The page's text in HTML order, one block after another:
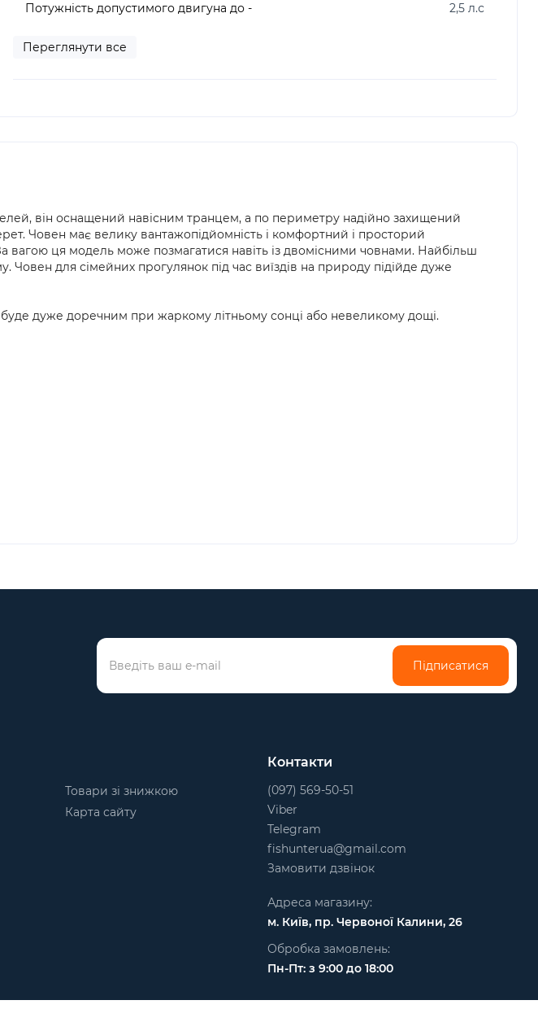
Потужність допустимого двигуна до -
2,5 л.с
Переглянути все
він оснащений навісним транцем, а по периметру надійно захищений
Човен має велику вантажопідйомність і комфортний і просторий
ця модель може позмагатися навіть із двомісними човнами. Найбільш
для сімейних прогулянок під час виїздів на природу підійде дуже
дуже доречним при жаркому літньому сонці або невеликому дощі.
Підписатися
Товари зі знижкою
Карта сайту
Контакти
(097) 569-50-51
Viber
Telegram
fishunterua@gmail.com
Замовити дзвінок
Адреса магазину:
м. Київ, пр. Червоної Калини, 26
Обробка замовлень:
Пн-Пт: з 9:00 до 18:00